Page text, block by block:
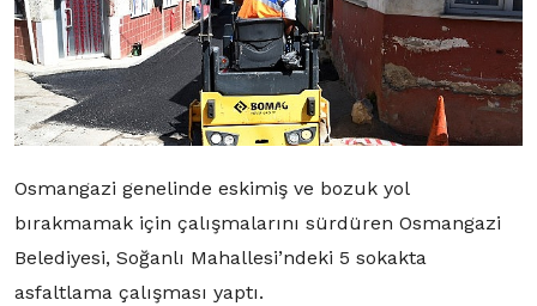
Osmangazi genelinde eskimiş ve bozuk yol
bırakmamak için çalışmalarını sürdüren Osmangazi
Belediyesi, Soğanlı Mahallesi’ndeki 5 sokakta
asfaltlama çalışması yaptı.